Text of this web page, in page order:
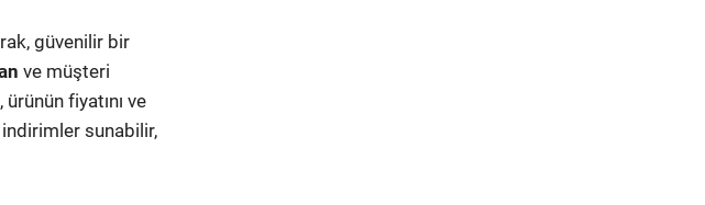
güvenilir bir
ve müşteri
fiyatını ve
indirimler sunabilir,